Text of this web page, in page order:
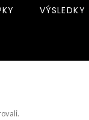
VÝSLEDKY